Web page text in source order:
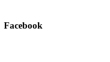
Facebook